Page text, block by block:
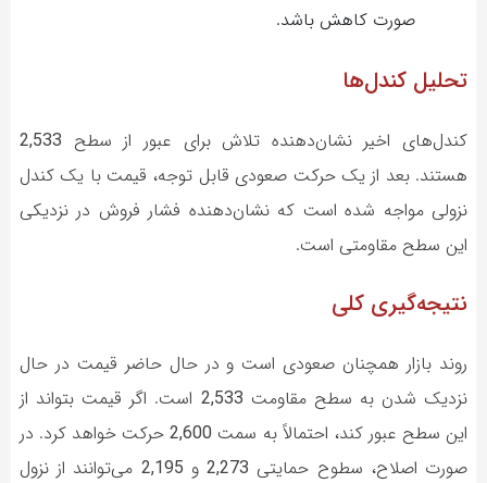
صورت کاهش باشد.
تحلیل کندل‌ها
کندل‌های اخیر نشان‌دهنده تلاش برای عبور از سطح 2,533
هستند. بعد از یک حرکت صعودی قابل توجه، قیمت با یک کندل
نزولی مواجه شده است که نشان‌دهنده فشار فروش در نزدیکی
این سطح مقاومتی است.
نتیجه‌گیری کلی
روند بازار همچنان صعودی است و در حال حاضر قیمت در حال
نزدیک شدن به سطح مقاومت 2,533 است. اگر قیمت بتواند از
این سطح عبور کند، احتمالاً به سمت 2,600حرکت خواهد کرد. در
صورت اصلاح، سطوح حمایتی 2,273و 2,195 می‌توانند از نزول